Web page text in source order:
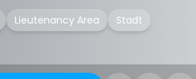
Lieutenancy Area Stadt